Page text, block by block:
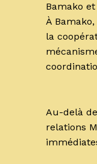
Bamako
À
la
Au-delà
relations